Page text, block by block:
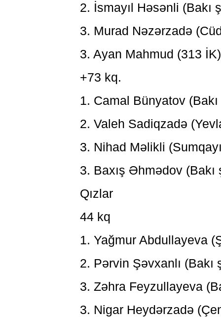
2. İsmayıl Həsənli (Bakı
3. Murad Nəzərzadə
3. Ayan Mahmud (313 İK)
+73 kq.
1. Camal Bünyatov
2. Valeh Sadiqzadə
3. Nihad Məlikli
3. Baxış Əhmədov
Qızlar
44 kq
1. Yağmur Abdullayeva
2. Pərvin Şəvxanlı
3. Zəhra Feyzullayeva
3. Nigar Heydərzadə